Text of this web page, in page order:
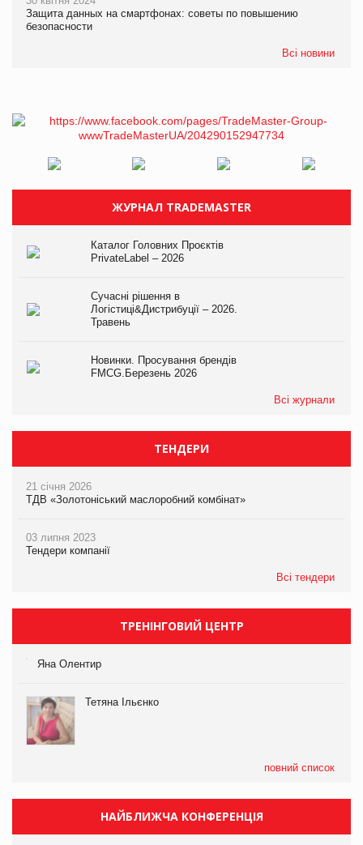
Защита данных на смартфонах: советы по повышению
безопасности
Всі новини
ЖУРНАЛ TRADEMASTER
Каталог Головних Проєктів
PrivateLabel – 2026
Сучасні рішення в
Логістиці&Дистрибуції – 2026.
Травень
Новинки. Просування брендів
FMCG.Березень 2026
Всі журнали
ТЕНДЕРИ
21 січня 2026
ТДВ «Золотоніський маслоробний комбінат»
03 липня 2023
Тендери компанії
Всі тендери
ТРЕНІНГОВИЙ ЦЕНТР
Яна Олентир
Тетяна Ільєнко
повний список
НАЙБЛИЖЧА КОНФЕРЕНЦІЯ